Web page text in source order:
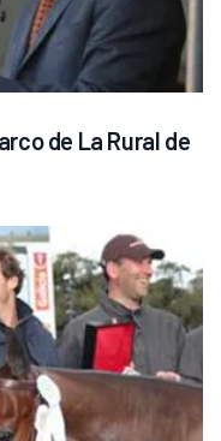
de La Rural de